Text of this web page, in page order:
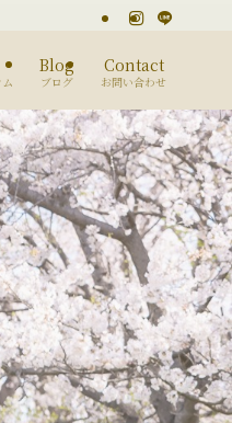
Blog
ブログ
Contact
お問い合わせ